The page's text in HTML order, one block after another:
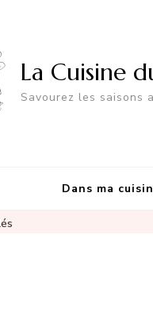
La Cuisine
Savourez les saisons
Dans ma